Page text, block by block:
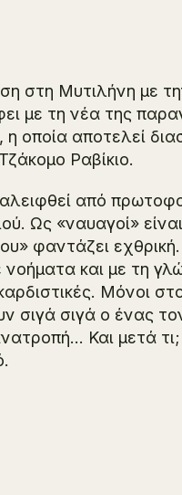
στη Μυτιλήνη με
με τη νέα της
οποία αποτελεί
Ραβίκιο.
από
Ως «ναυαγοί»
φαντάζει
και με τη
Μόνοι
σιγά σιγά ο ένας
Και μετά